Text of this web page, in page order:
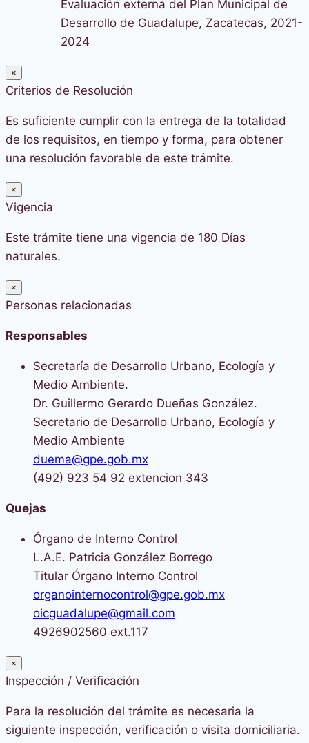
Evaluación externa del Plan Municipal de
Desarrollo de Guadalupe, Zacatecas, 2021-
2024
×
Criterios de Resolución
Es suficiente cumplir con la entrega de la totalidad
de los requisitos, en tiempo y forma, para obtener
una resolución favorable de este trámite.
×
Vigencia
Este trámite tiene una vigencia de 180 Días
naturales.
×
Personas relacionadas
Responsables
Secretaría de Desarrollo Urbano, Ecología y
Medio Ambiente.
Dr. Guillermo Gerardo Dueñas González.
Secretario de Desarrollo Urbano, Ecología y
Medio Ambiente
duema@gpe.gob.mx
(492) 923 54 92 extencion 343
Quejas
Órgano de Interno Control
L.A.E. Patricia González Borrego
Titular Órgano Interno Control
organointernocontrol@gpe.gob.mx
oicguadalupe@gmail.com
4926902560 ext.117
×
Inspección / Verificación
Para la resolución del trámite es necesaria la
siguiente inspección, verificación o visita domiciliaria.